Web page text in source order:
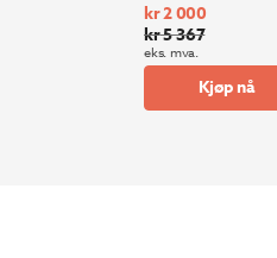
kr5 367
Opprinnelig
pris
kr2 000
Nåværende
pris
eks. mva.
Kjøp nå